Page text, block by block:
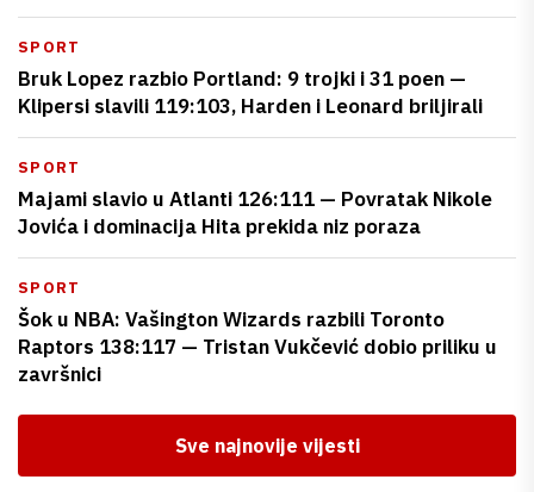
SPORT
Bruk Lopez razbio Portland: 9 trojki i 31 poen —
Klipersi slavili 119:103, Harden i Leonard briljirali
SPORT
Majami slavio u Atlanti 126:111 — Povratak Nikole
Jovića i dominacija Hita prekida niz poraza
SPORT
Šok u NBA: Vašington Wizards razbili Toronto
Raptors 138:117 — Tristan Vukčević dobio priliku u
završnici
Sve najnovije vijesti